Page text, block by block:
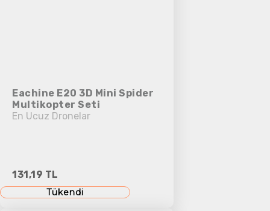
Eachine E20 3D Mini Spider
Multikopter Seti
En Ucuz Dronelar
131,19 TL
Tükendi